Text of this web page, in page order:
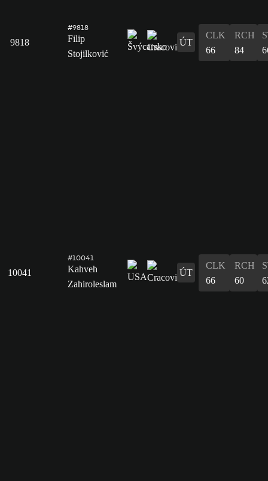
9818
#9818
Filip
Stojilković
ÚT
CLK
66
RCH
84
10041
#10041
Kahveh
Zahiroleslam
ÚT
CLK
66
RCH
60